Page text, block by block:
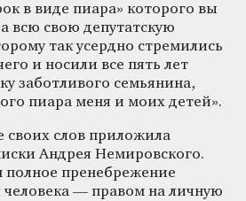
в виде пиара» которого вы
всю свою депутатскую
так усердно стремились
и носили все пять лет
заботливого семьянина,
пиара меня и моих детей».
слов приложила
Андрея Немировского.
пренебрежение
— правом на личную